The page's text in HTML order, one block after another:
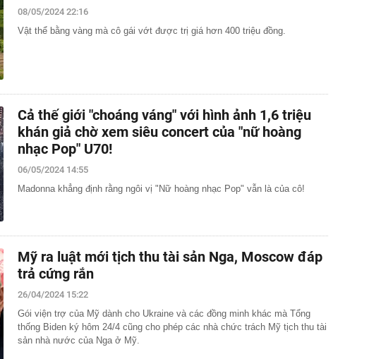
08/05/2024 22:16
Vật thể bằng vàng mà cô gái vớt được trị giá hơn 400 triệu đồng.
Cả thế giới "choáng váng" với hình ảnh 1,6 triệu
khán giả chờ xem siêu concert của "nữ hoàng
nhạc Pop" U70!
06/05/2024 14:55
Madonna khẳng định rằng ngôi vị "Nữ hoàng nhạc Pop" vẫn là của cô!
Mỹ ra luật mới tịch thu tài sản Nga, Moscow đáp
trả cứng rắn
26/04/2024 15:22
Gói viện trợ của Mỹ dành cho Ukraine và các đồng minh khác mà Tổng
thống Biden ký hôm 24/4 cũng cho phép các nhà chức trách Mỹ tịch thu tài
sản nhà nước của Nga ở Mỹ.